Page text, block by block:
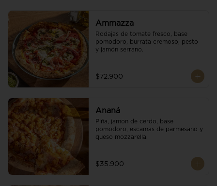
Ammazza
Rodajas de tomate fresco, base
pomodoro, burrata cremoso, pesto
y jamón serrano.
$72.900
Ananá
Piña, jamon de cerdo, base
pomodoro, escamas de parmesano y
queso mozzarella.
$35.900